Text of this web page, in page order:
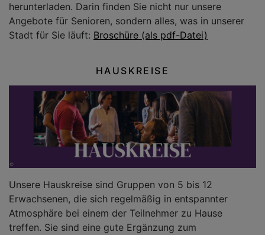
herunterladen. Darin finden Sie nicht nur unsere
Angebote für Senioren, sondern alles, was in unserer
Stadt für Sie läuft: Broschüre (als pdf-Datei)
HAUSKREISE
Unsere Hauskreise sind Gruppen von 5 bis 12
Erwachsenen, die sich regelmäßig in entspannter
Atmosphäre bei einem der Teilnehmer zu Hause
treffen. Sie sind eine gute Ergänzung zum